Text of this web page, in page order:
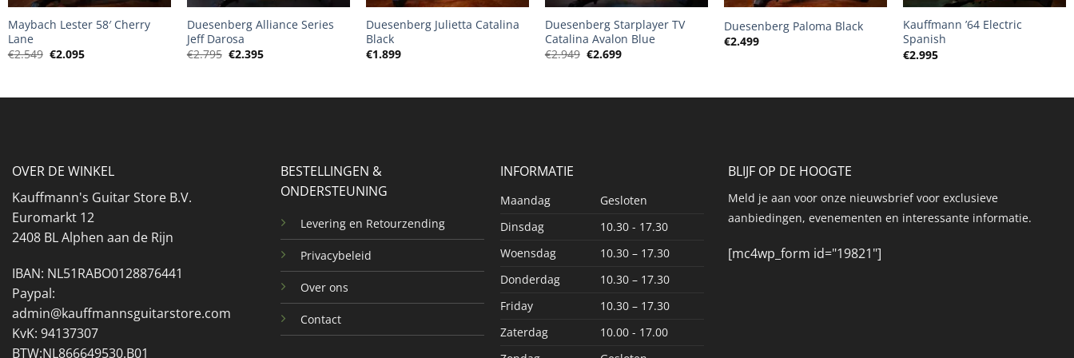
Maybach Lester 58′ Cherry
Lane
€2.549 Oorspronkelijke
€2.095Huidige
Duesenberg Alliance Series
Jeff Darosa
€2.795 Oorspronkelijke
€2.395Huidige
Duesenberg Julietta Catalina
Black
€1.899
Duesenberg Starplayer TV
Catalina Avalon Blue
€2.949 Oorspronkelijke
€2.699Huidige
Duesenberg Paloma Black
€2.499
Kauffmann ’64 Electric
Spanish
€2.995
OVER DE WINKEL
Kauffmann's Guitar Store B.V.
Euromarkt 12
2408 BL Alphen aan de Rijn
IBAN: NL51RABO0128876441
Paypal:
admin@kauffmannsguitarstore.com
KvK: 94137307
BTW:NL866649530.B01
BESTELLINGEN &
ONDERSTEUNING
Levering en Retourzending
Privacybeleid
Over ons
Contact
INFORMATIE
Maandag
Gesloten
Dinsdag
10.30 - 17.30
Woensdag
10.30 – 17.30
Donderdag
10.30 – 17.30
Friday
10.30 – 17.30
Zaterdag
10.00 - 17.00
BLIJF OP DE HOOGTE
Meld je aan voor onze nieuwsbrief voor exclusieve
aanbiedingen, evenementen en interessante informatie.
[mc4wp_form id="19821"]